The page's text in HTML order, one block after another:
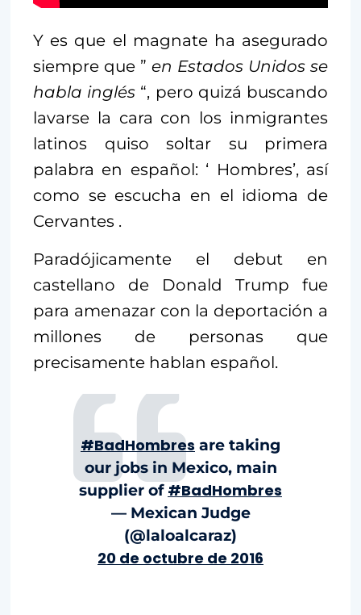
Y es que el magnate ha asegurado
siempre que ” en Estados Unidos se
habla inglés “, pero quizá buscando
lavarse la cara con los inmigrantes
latinos quiso soltar su primera
palabra en español: ‘ Hombres’, así
como se escucha en el idioma de
Cervantes .
Paradójicamente el debut en
castellano de Donald Trump fue
para amenazar con la deportación a
millones de personas que
precisamente hablan español.
#BadHombres are taking
our jobs in Mexico, main
supplier of #BadHombres
— Mexican Judge
(@laloalcaraz)
20 de octubre de 2016